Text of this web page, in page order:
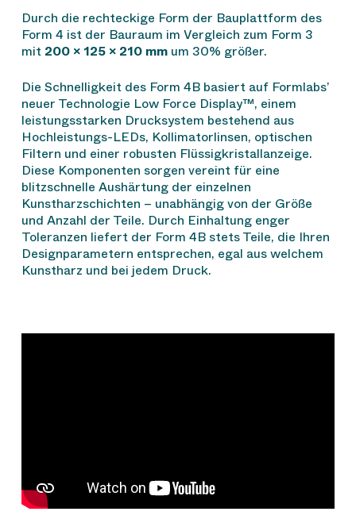
Durch die rechteckige Form der Bauplattform des
Form 4 ist der Bauraum im Vergleich zum Form 3
mit 200 × 125 × 210 mmum 30% größer.
Die Schnelligkeit des Form 4B basiert auf Formlabs’
neuer Technologie Low Force Display™, einem
leistungsstarken Drucksystem bestehend aus
Hochleistungs-LEDs, Kollimatorlinsen, optischen
Filtern und einer robusten Flüssigkristallanzeige.
Diese Komponenten sorgen vereint für eine
blitzschnelle Aushärtung der einzelnen
Kunstharzschichten – unabhängig von der Größe
und Anzahl der Teile. Durch Einhaltung enger
Toleranzen liefert der Form 4B stets Teile, die Ihren
Designparametern entsprechen, egal aus welchem
Kunstharz und bei jedem Druck.